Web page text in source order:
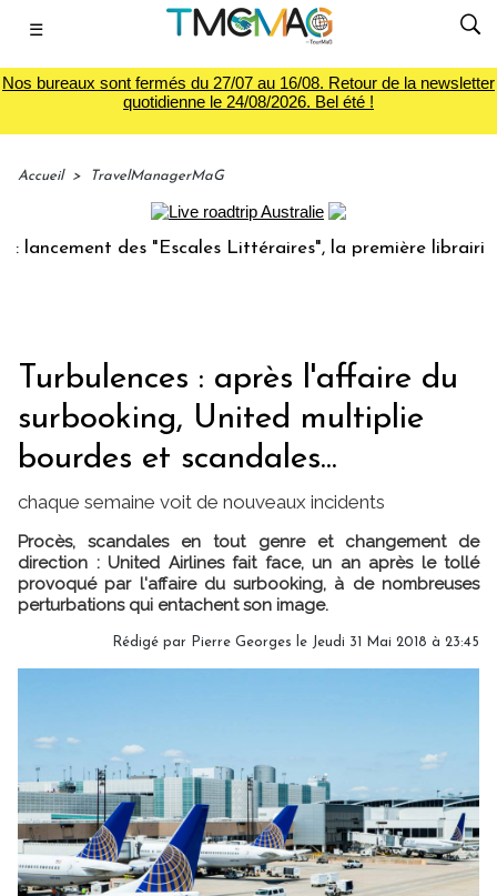
☰
Nos bureaux sont fermés du 27/07 au 16/08. Retour de la newsletter
quotidienne le 24/08/2026. Bel été !
Accueil > TravelManagerMaG
des "Escales Littéraires", la première librairie du
Turbulences : après l'affaire du
surbooking, United multiplie
bourdes et scandales...
chaque semaine voit de nouveaux incidents
Procès, scandales en tout genre et changement de
direction : United Airlines fait face, un an après le tollé
provoqué par l'affaire du surbooking, à de nombreuses
perturbations qui entachent son image.
Rédigé par Pierre Georges le Jeudi 31 Mai 2018 à 23:45